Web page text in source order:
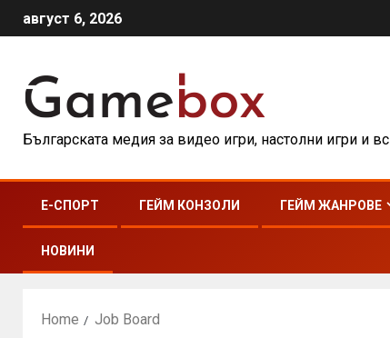
август 6, 2026
Българската медия за видео игри, настолни игри и
E-СПОРТ ГЕЙМ КОНЗОЛИ ГЕЙМ ЖАНРОВЕ
НОВИНИ
Home Job Board